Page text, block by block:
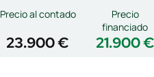
Precio al contado
23.900 € 21.900 €
Precio
financiado